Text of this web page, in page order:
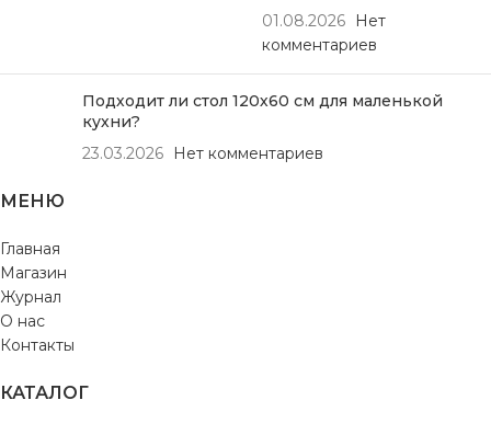
01.08.2026
Нет
комментариев
Подходит ли стол 120х60 см для маленькой
кухни?
23.03.2026
Нет комментариев
МЕНЮ
Главная
Магазин
Журнал
О нас
Контакты
КАТАЛОГ